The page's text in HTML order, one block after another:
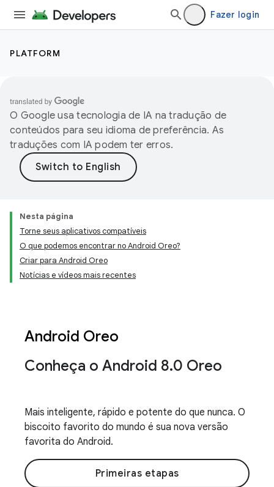
Fazer login
PLATFORM
O Google usa tecnologia de IA na tradução de
conteúdos para seu idioma de preferência. As
traduções com IA podem ter erros.
Nesta página
Torne seus aplicativos compatíveis
O que podemos encontrar no Android Oreo?
Criar para Android Oreo
Notícias e vídeos mais recentes
Android Oreo
Conheça o Android 8.0 Oreo
Mais inteligente, rápido e potente do que nunca. O
biscoito favorito do mundo é sua nova versão
favorita do Android.
Primeiras etapas